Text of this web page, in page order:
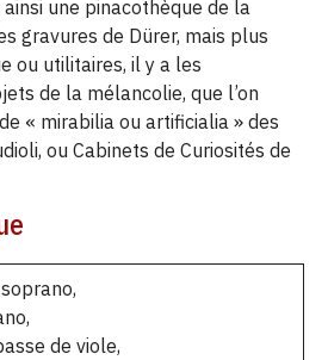
une pinacothèque de la
gravures de Dürer, mais plus
ou utilitaires, il y a les
de la mélancolie, que l’on
« mirabilia ou artificialia » des
ou Cabinets de Curiosités de
de viole,